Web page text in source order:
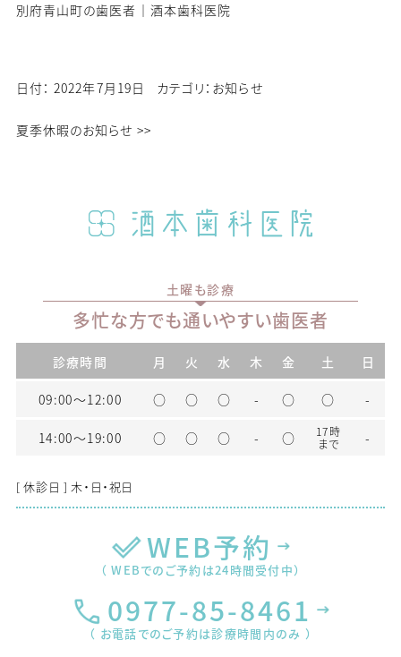
別府青山町の歯医者｜酒本歯科医院
日付： 2022年7月19日 カテゴリ： お知らせ
夏季休暇のお知らせ >>
土曜も診療
多忙な方でも通いやすい歯医者
診療時間 月 火 水 木 金 土 日
09:00〜12:00 ○ ○ ○ - ○ ○ -
14:00〜19:00 ○ ○ ○ - ○
17時
まで
-
[ 休診日 ] 木・日・祝日
WEB予約
（ WEBでのご予約は24時間受付中）
0977-85-8461
（ お電話でのご予約は診療時間内のみ ）